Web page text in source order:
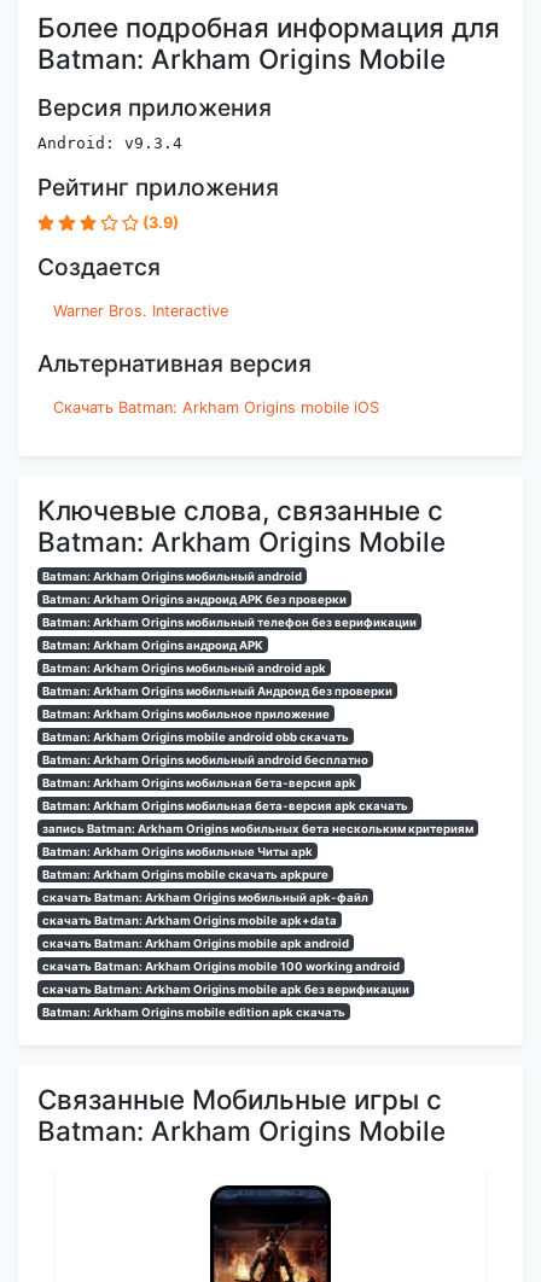
Более подробная информация для
Batman: Arkham Origins Mobile
Версия приложения
Android: v9.3.4
Рейтинг приложения
(3.9)
Создается
Warner Bros. Interactive
Альтернативная версия
Скачать Batman: Arkham Origins mobile iOS
Ключевые слова, связанные с
Batman: Arkham Origins Mobile
Batman: Arkham Origins мобильный android
Batman: Arkham Origins андроид APK без проверки
Batman: Arkham Origins мобильный телефон без верификации
Batman: Arkham Origins андроид APK
Batman: Arkham Origins мобильный android apk
Batman: Arkham Origins мобильный Андроид без проверки
Batman: Arkham Origins мобильное приложение
Batman: Arkham Origins mobile android obb скачать
Batman: Arkham Origins мобильный android бесплатно
Batman: Arkham Origins мобильная бета-версия apk
Batman: Arkham Origins мобильная бета-версия apk скачать
запись Batman: Arkham Origins мобильных бета нескольким критериям
Batman: Arkham Origins мобильные Читы apk
Batman: Arkham Origins mobile скачать apkpure
скачать Batman: Arkham Origins мобильный apk-файл
скачать Batman: Arkham Origins mobile apk+data
скачать Batman: Arkham Origins mobile apk android
скачать Batman: Arkham Origins mobile 100 working android
скачать Batman: Arkham Origins mobile apk без верификации
Batman: Arkham Origins mobile edition apk скачать
Связанные Мобильные игры с
Batman: Arkham Origins Mobile